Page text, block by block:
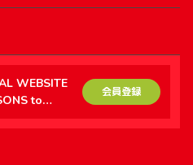
WEBSITE
to
"
会員登録